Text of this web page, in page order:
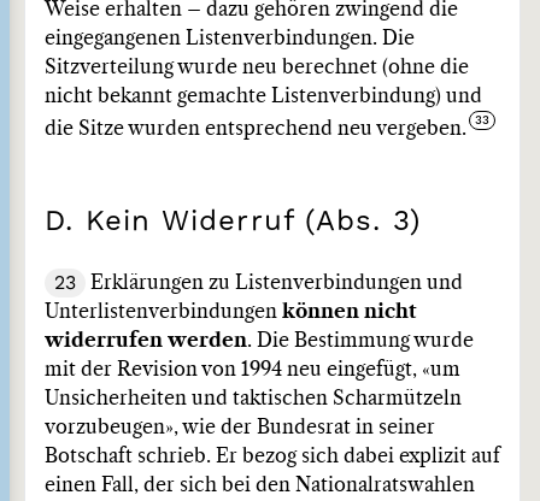
Weise erhalten – dazu gehören zwingend die
eingegangenen Listenverbindungen. Die
Sitzverteilung wurde neu berechnet (ohne die
nicht bekannt gemachte Listenverbindung) und
die Sitze wurden entsprechend neu vergeben.
D. Kein Widerruf (Abs. 3)
23
Erklärungen zu Listenverbindungen und
Unterlistenverbindungen können nicht
widerrufen werden. Die Bestimmung wurde
mit der Revision von 1994 neu eingefügt, «um
Unsicherheiten und taktischen Scharmützeln
vorzubeugen», wie der Bundesrat in seiner
Botschaft schrieb. Er bezog sich dabei explizit auf
einen Fall, der sich bei den Nationalratswahlen